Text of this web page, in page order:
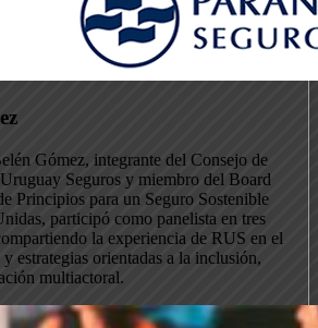
Gómez, integrante del Consejo de
Seguros y miembro del Board
Principios para un Seguro Sostenible
participó como panelista en tres
la experiencia de RUS en el
estrategias orientadas a la inclusión,
multiactoral.